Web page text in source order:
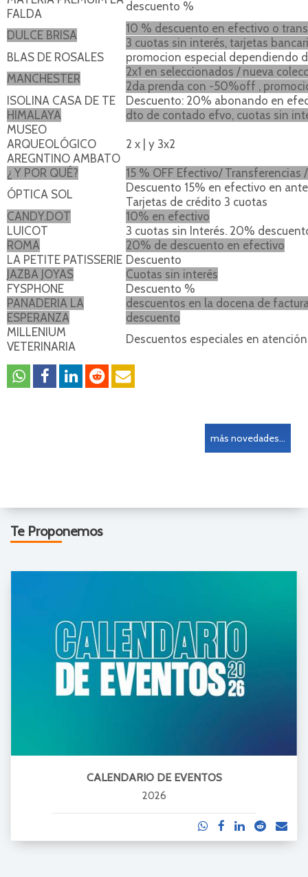
FALDA
descuento %
DULCE BRISA
10 % descuento en efectivo o
3 cuotas sin interés, tarjetas
BLAS DE ROSALES
promocion especial dependiendo
MANCHESTER
2x1 en seleccionados / nueva
2da prenda con -50%off ,
ISOLINA CASA DE TE
Descuento: 20% abonando en
HIMALAYA
dto de contado efvo, cuotas sin
MUSEO
ARQUEOLÓGICO
AREGNTINO AMBATO
2 x | y 3x2
¿ Y POR QUÉ?
15 % OFF Efectivo/
ÓPTICA SOL
Descuento 15% en efectivo en
Tarjetas de crédito 3 cuotas
CANDY.DOT
10% en efectivo
LUICOT
3 cuotas sin Interés. 20%
ROMA
20% de descuento en efectivo
LA PETITE PATISSERIE Descuento
JAZBA JOYAS
Cuotas sin interés
FYSPHONE
Descuento %
PANADERIA LA
ESPERANZA
descuentos en la docena de
descuento
MILLENIUM
VETERINARIA
Descuentos especiales en
más novedades...
Te Proponemos
CALENDARIO DE EVENTOS
2026